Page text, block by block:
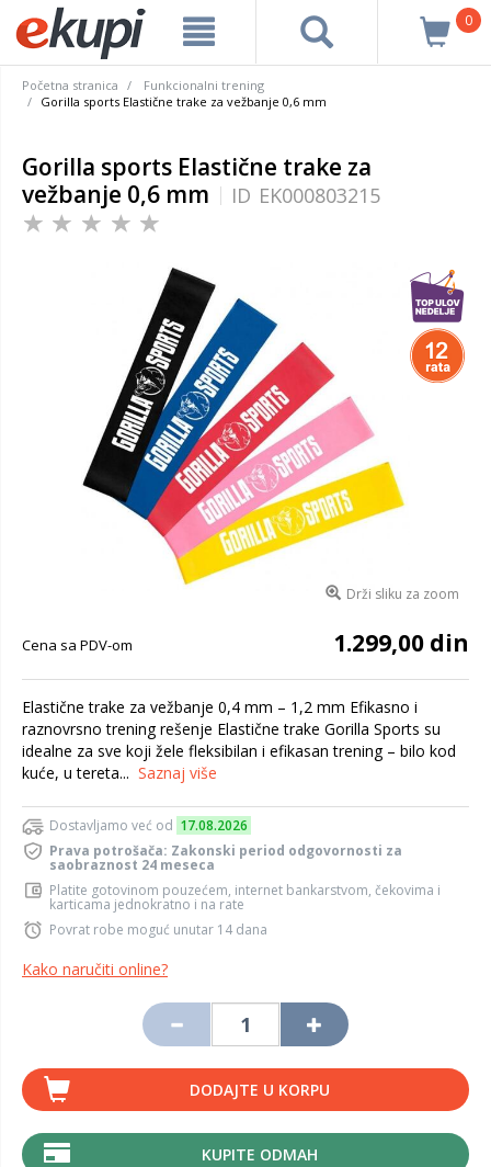
0
Početna stranica
Funkcionalni trening
Gorilla sports Elastične trake za vežbanje 0,6 mm
Gorilla sports Elastične trake za
vežbanje 0,6 mm
ID EK000803215
Drži sliku za zoom
Cena sa PDV-om 1.299,00 din
Elastične trake za vežbanje 0,4 mm – 1,2 mm Efikasno i
raznovrsno trening rešenje Elastične trake Gorilla Sports su
idealne za sve koji žele fleksibilan i efikasan trening – bilo kod
kuće, u tereta... Saznaj više
Dostavljamo već od 17.08.2026
Prava potrošača: Zakonski period odgovornosti za
saobraznost 24 meseca
Platite gotovinom pouzećem, internet bankarstvom, čekovima i
karticama jednokratno i na rate
Povrat robe moguć unutar 14 dana
Kako naručiti online?
DODAJTE U KORPU
KUPITE ODMAH